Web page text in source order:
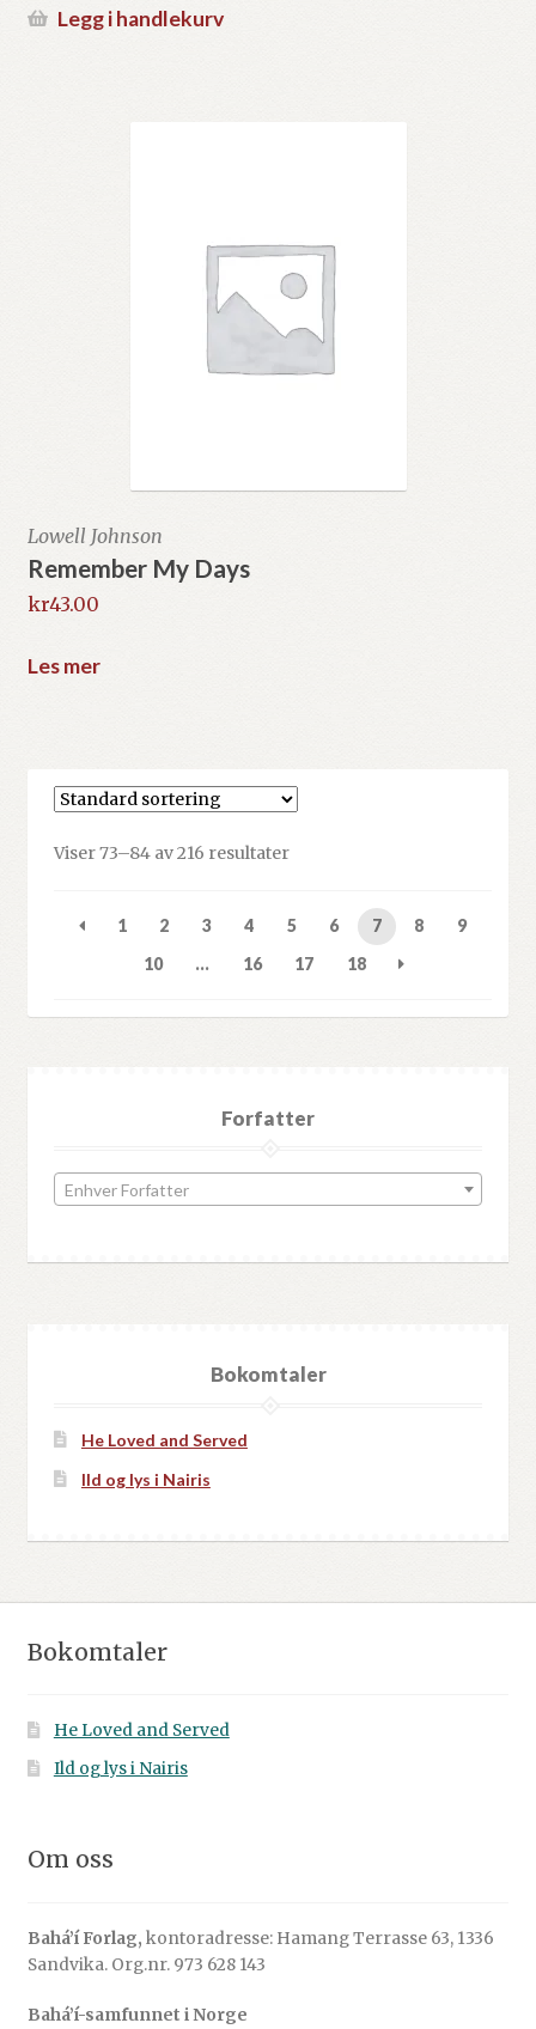
Legg i handlekurv
Lowell Johnson
Remember My Days
kr43.00
Les mer
Viser 73–84 av 216 resultater
1 2 3 4 5 6 7 8
9
10
… 16 17 18
Forfatter
Enhver Forfatter
Bokomtaler
He Loved and Served
Ild og lys i Nairis
Bokomtaler
He Loved and Served
Ild og lys i Nairis
Om oss
Bahá’í Forlag, kontoradresse: Hamang Terrasse 63, 1336
Sandvika. Org.nr. 973 628 143
Bahá’í-samfunnet i Norge